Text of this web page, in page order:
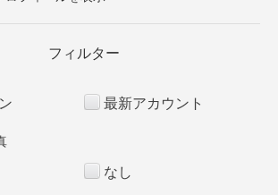
フィルター
最新アカウント
なし